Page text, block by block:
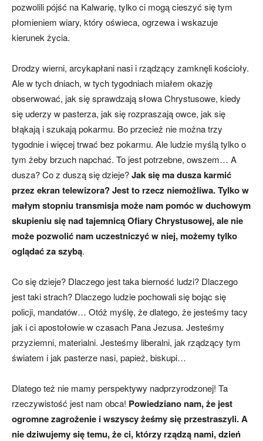
pozwolili pójść na Kalwarię, tylko ci mogą cieszyć się tym
płomieniem wiary, który oświeca, ogrzewa i wskazuje
kierunek życia.
Drodzy wierni, arcykapłani nasi i rządzący zamknęli kościoły.
Ale w tych dniach, w tych tygodniach miałem okazję
obserwować, jak się sprawdzają słowa Chrystusowe, kiedy
się uderzy w pasterza, jak się rozpraszają owce, jak się
błąkają i szukają pokarmu. Bo przecież nie można trzy
tygodnie i więcej trwać bez pokarmu. Ale ludzie myślą tylko o
tym żeby brzuch napchać. To jest potrzebne, owszem… A
dusza? Co z duszą się dzieje?Jak się ma dusza karmić
przez ekran telewizora?Jest to rzecz niemożliwa. Tylko w
małym stopniu transmisja może nam pomóc w duchowym
skupieniu się nad tajemnicą Ofiary Chrystusowej, ale nie
może pozwolić nam uczestniczyć w niej,możemy tylko
oglądać za szybą.
Co się dzieje? Dlaczego jest taka bierność ludzi? Dlaczego
jest taki strach? Dlaczego ludzie pochowali się bojąc się
policji, mandatów… Otóż myślę, że dlatego, że jesteśmy tacy
jak i ci apostołowie w czasach Pana Jezusa. Jesteśmy
przyziemni, materialni. Jesteśmy liberalni, jak rządzący tym
światem i jak pasterze nasi, papież, biskupi…
Dlatego też nie mamy perspektywy nadprzyrodzonej! Ta
rzeczywistość jest nam obca! Powiedziano nam, że jest
ogromne zagrożenie i wszyscy żeśmy się przestraszyli. A
nie dziwujemy się temu, że ci, którzy rządzą nami, dzień